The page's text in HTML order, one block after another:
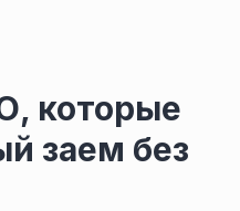
которые
заем без